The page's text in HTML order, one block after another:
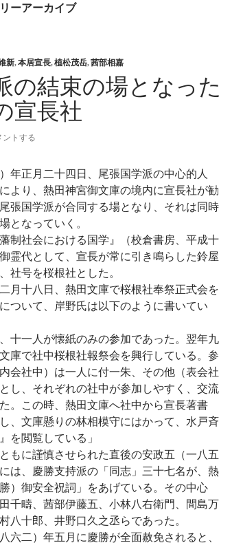
ーアーカイブ
新,本居宣長,植松茂岳,茜部相嘉
の結束の場となった
宣長社
ントする
年正月二十四日、尾張国学派の中心的人
より、熱田神宮御文庫の境内に宣長社が勧
張国学派が合同する場となり、それは同時
となっていく。
制社会における国学』（校倉書房、平成十
霊代として、宣長が常に引き鳴らした鈴屋
社号を桜根社とした。
月十八日、熱田文庫で桜根社奉祭正式会を
ついて、岸野氏は以下のように書いてい
十一人が懐紙のみの参加であった。翌年九
庫で社中桜根社報祭会を興行している。参
会社中）は一人に付一朱、その他（表会社
し、それぞれの社中が参加しやすく、交流
。この時、熱田文庫へ社中から宣長著書
、文庫懸りの林相模守にはかって、水戸斉
を閲覧している」
もに謹慎させられた直後の安政五（一八五
は、慶勝支持派の「同志」三十七名が、熱
）御安全祝詞」をあげている。その中心
千疇、茜部伊藤五、小林八右衛門、間島万
八十郎、井野口久之丞らであった。
六二）年五月に慶勝が全面赦免されると、